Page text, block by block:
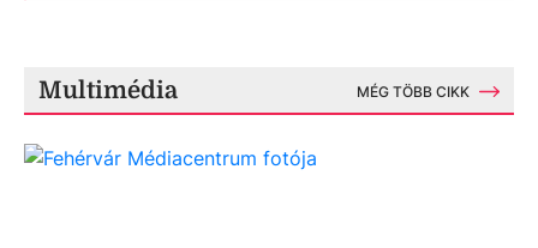
Multimédia MÉG TÖBB CIKK